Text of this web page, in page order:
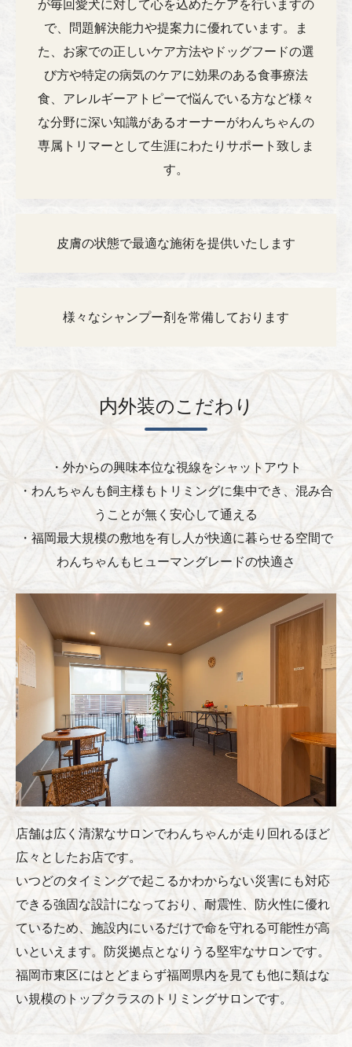
が毎回愛犬に対して心を込めたケアを行いますの
で、問題解決能力や提案力に優れています。ま
た、お家での正しいケア方法やドッグフードの選
び方や特定の病気のケアに効果のある食事療法
食、アレルギーアトピーで悩んでいる方など様々
な分野に深い知識があるオーナーがわんちゃんの
専属トリマーとして生涯にわたりサポート致しま
す。
皮膚の状態で最適な施術を提供いたします
様々なシャンプー剤を常備しております
内外装のこだわり
・外からの興味本位な視線をシャットアウト
・わんちゃんも飼主様もトリミングに集中でき、混み合
うことが無く安心して通える
・福岡最大規模の敷地を有し人が快適に暮らせる空間で
わんちゃんもヒューマングレードの快適さ
店舗は広く清潔なサロンでわんちゃんが走り回れるほど
広々としたお店です。
いつどのタイミングで起こるかわからない災害にも対応
できる強固な設計になっており、耐震性、防火性に優れ
ているため、施設内にいるだけで命を守れる可能性が高
いといえます。防災拠点となりうる堅牢なサロンです。
福岡市東区にはとどまらず福岡県内を見ても他に類はな
い規模のトップクラスのトリミングサロンです。